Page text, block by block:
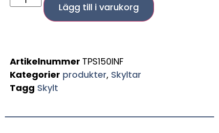
Lägg till i varukorg
Artikelnummer TPS150INF
Kategorier produkter, Skyltar
Tagg Skylt